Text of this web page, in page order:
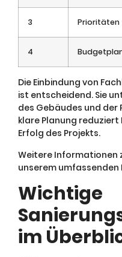
3 Prioritäten
4
Die Einbindung von
ist entscheidend. Sie
des Gebäudes und der
klare Planung
Erfolg des Projekts.
Weitere Informationen
unserem umfassenden
Wichtige
im